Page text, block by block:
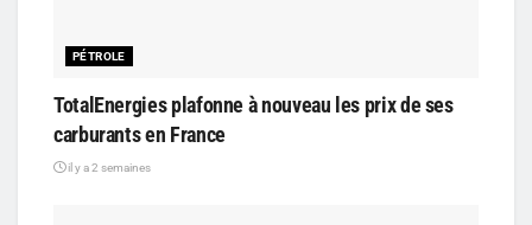
PÉTROLE
TotalEnergies plafonne à nouveau les prix de ses
carburants en France
il y a 2 semaines